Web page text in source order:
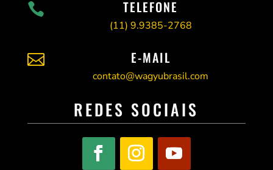
 TELEFONE
(11) 9.9385-2768
 E-MAIL
contato@wagyubrasil.com
REDES SOCIAIS